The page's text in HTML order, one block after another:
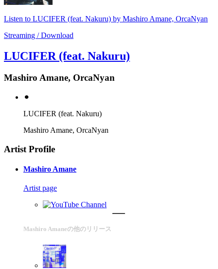
Listen to LUCIFER (feat. Nakuru) by Mashiro Amane, OrcaNyan
Streaming / Download
LUCIFER (feat. Nakuru)
Mashiro Amane, OrcaNyan
⚫︎
LUCIFER (feat. Nakuru)
Mashiro Amane, OrcaNyan
Artist Profile
Mashiro Amane
Artist page
Mashiro Amaneの他のリリース